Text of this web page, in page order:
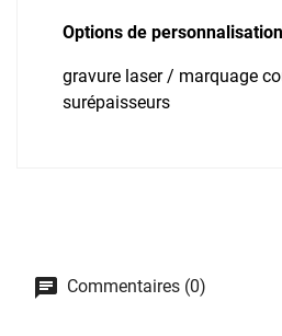
Options de
gravure laser / marquage
surépaisseurs
Commentaires (0)